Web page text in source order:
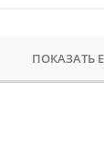
ПОКАЗАТЬ